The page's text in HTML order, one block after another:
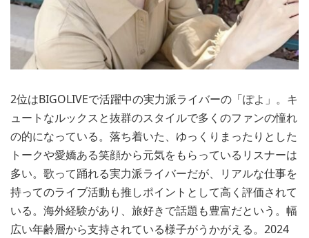
2位はBIGOLIVEで活躍中の実力派ライバーの「ぽよ」。キ
ュートなルックスと抜群のスタイルで多くのファンの憧れ
の的になっている。落ち着いた、ゆっくりまったりとした
トークや愛嬌ある笑顔から元気をもらっているリスナーは
多い。歌って踊れる実力派ライバーだが、リアルな仕事を
持ってのライブ活動も推しポイントとして高く評価されて
いる。海外経験があり、旅好きで話題も豊富だという。幅
広い年齢層から支持されている様子がうかがえる。2024